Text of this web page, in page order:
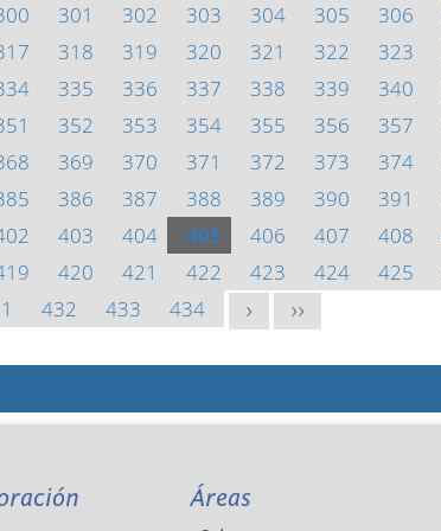
301 302 303 304 305 306
318 319 320 321 322 323
335 336 337 338 339 340
352 353 354 355 356 357
369 370 371 372 373 374
386 387 388 389 390 391
403 404 405 406 407 408
420 421 422 423 424 425
432 433 434 > >>
Áreas